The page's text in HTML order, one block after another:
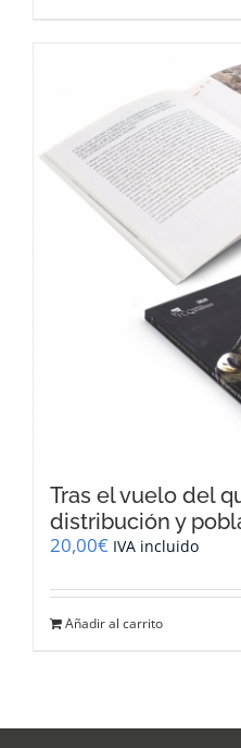
Tras el vuelo del
distribución y
20,00€ IVA incluido
Añadir al carrito